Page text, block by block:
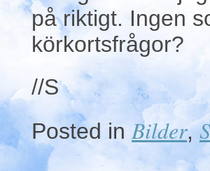
på riktigt. Ingen
körkortsfrågor?
//S
Posted in Bilder,